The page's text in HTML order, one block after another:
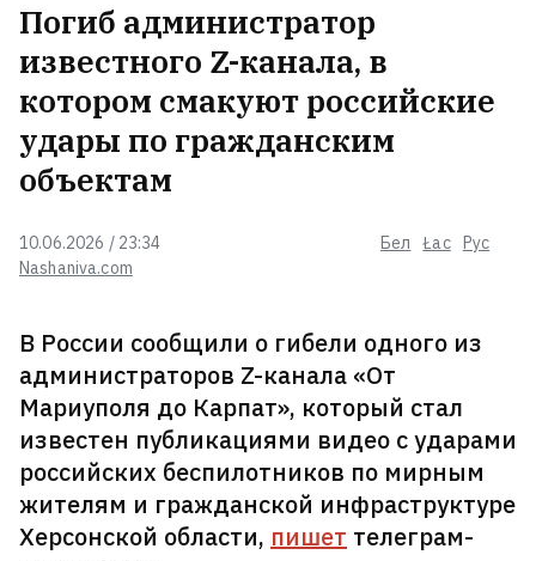
Nashaniva.com
10.06.2026 / 23:34 Бел Łac Рус
Погиб администратор
известного Z-канала, в
котором смакуют российские
удары по гражданским
объектам
В России сообщили о гибели одного из
администраторов Z-канала «От
Мариуполя до Карпат», который стал
известен публикациями видео с ударами
российских беспилотников по мирным
жителям и гражданской инфраструктуре
Херсонской области, пишет телеграм-
Белорусская школа в Варшаве
объявляет пятый набор
магазинах: Просрочка и
В Борисове мать чуть не утонула
на глазах троих детей